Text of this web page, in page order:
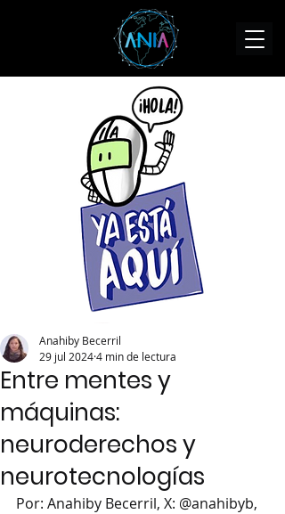
Entre mentes y
máquinas:
neuroderechos y
neurotecnologías
Anahiby Becerril
29 jul 20244 min de lectura
Por: Anahiby Becerril, X: @anahibyb,